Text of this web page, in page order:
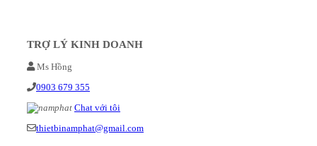
TRỢ LÝ KINH DOANH
Ms Hồng
0903 679 355
Chat với tôi
thietbinamphat@gmail.com